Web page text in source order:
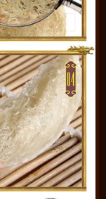
dụng thay thế
theo tình trạng cơ